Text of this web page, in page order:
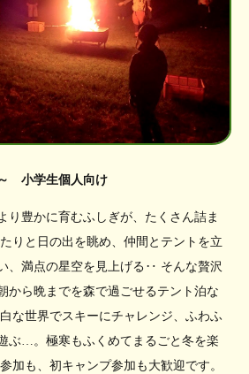
小学生個人向け
り豊かに育むふしぎが、たくさん詰ま
りと日の出を眺め、仲間とテントを立
、満点の星空を見上げる‥ そんな贅沢
から晩までを森で過ごせるテント泊な
な世界でスキーにチャレンジ、ふわふ
ぶ…。極寒もふくめてまるごと冬を楽
加も、初キャンプ参加も大歓迎です。